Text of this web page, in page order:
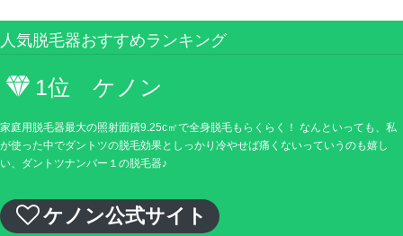
人気脱毛器おすすめランキング
1位 ケノン
家庭用脱毛器最大の照射面積9.25c㎡で全身脱毛もらくらく！ なんといっても、私
が使った中でダントツの脱毛効果としっかり冷やせば痛くないっていうのも嬉し
い、ダントツナンバー１の脱毛器♪
ケノン公式サイト